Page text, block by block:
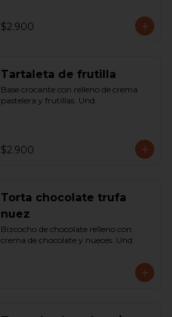
$2.900
Tartaleta de frutilla
Base crocante con relleno de crema
pastelera y frutillas. Und.
$2.900
Torta chocolate trufa
nuez
Bizcocho de chocolate relleno con
crema de chocolate y nueces. Und.